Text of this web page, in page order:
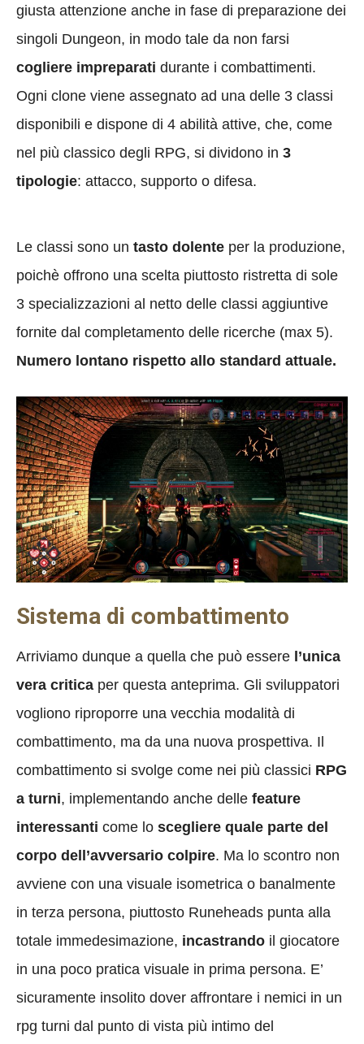
giusta attenzione anche in fase di preparazione dei
singoli Dungeon, in modo tale da non farsi
cogliere impreparati durante i combattimenti.
Ogni clone viene assegnato ad una delle 3 classi
disponibili e dispone di 4 abilità attive, che, come
nel più classico degli RPG, si dividono in 3
tipologie: attacco, supporto o difesa.
Le classi sono un tasto dolente per la produzione,
poichè offrono una scelta piuttosto ristretta di sole
3 specializzazioni al netto delle classi aggiuntive
fornite dal completamento delle ricerche (max 5).
Numero lontano rispetto allo standard attuale.
Sistema di combattimento
Arriviamo dunque a quella che può essere l’unica
vera critica per questa anteprima. Gli sviluppatori
vogliono riproporre una vecchia modalità di
combattimento, ma da una nuova prospettiva. Il
combattimento si svolge come nei più classici RPG
a turni, implementando anche delle feature
interessanti come lo scegliere quale parte del
corpo dell’avversario colpire. Ma lo scontro non
avviene con una visuale isometrica o banalmente
in terza persona, piuttosto Runeheads punta alla
totale immedesimazione, incastrando il giocatore
in una poco pratica visuale in prima persona. E’
sicuramente insolito dover affrontare i nemici in un
rpg turni dal punto di vista più intimo del